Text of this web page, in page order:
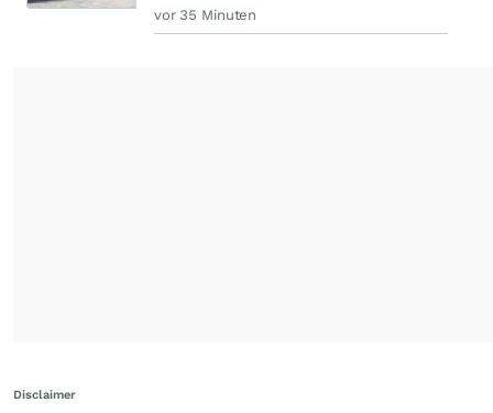
vor 35 Minuten
Disclaimer